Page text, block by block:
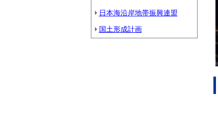
日本海沿岸地帯振興連盟
国土形成計画